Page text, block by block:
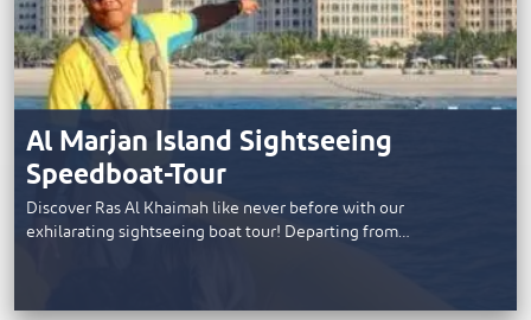
Al Marjan Island Sightseeing
Speedboat-Tour
Discover Ras Al Khaimah like never before with our
exhilarating sightseeing boat tour! Departing from…